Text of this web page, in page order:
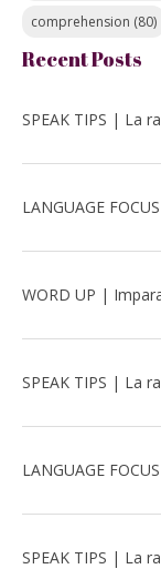
comprehension (80)
Recent Posts
LANGUAGE